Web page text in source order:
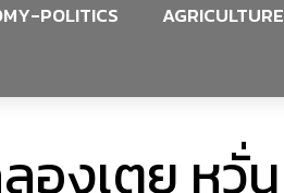
POLITICS AGRICULTURE
องเตย หวั่น